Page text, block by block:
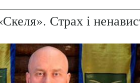
Страх і